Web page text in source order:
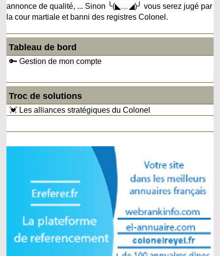
annonce de qualité, ... Sinon ╰(◣﹏◢)╯ vous serez jugé par
la cour martiale et banni des registres Colonel.
Tableau de bord
🔑 Gestion de mon compte
Troc de solutions
💓 Les alliances stratégiques du Colonel